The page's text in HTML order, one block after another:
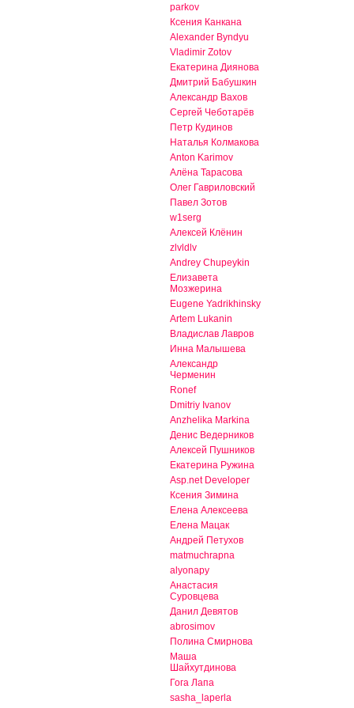
parkov
Ксения Канкана
Alexander Byndyu
Vladimir Zotov
Екатерина Диянова
Дмитрий Бабушкин
Александр Вахов
Сергей Чеботарёв
Петр Кудинов
Наталья Колмакова
Anton Karimov
Алёна Тарасова
Олег Гавриловский
Павел Зотов
w1serg
Алексей Клёнин
zlvldlv
Andrey Chupeykin
Елизавета
Мозжерина
Eugene Yadrikhinsky
Artem Lukanin
Владислав Лавров
Инна Малышева
Александр
Черменин
Ronef
Dmitriy Ivanov
Anzhelika Markina
Денис Ведерников
Алексей Пушников
Екатерина Ружина
Asp.net Developer
Ксения Зимина
Елена Алексеева
Елена Мацак
Андрей Петухов
matmuchrapna
alyonapy
Анастасия
Суровцева
Данил Девятов
abrosimov
Полина Смирнова
Маша
Шайхутдинова
Гога Лапа
sasha_laperla